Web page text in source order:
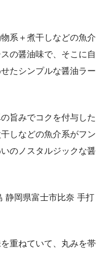
系＋煮干しなどの魚介
の醤油味で、そこに自
たシンプルな醤油ラー
旨みでコクを付与した
しなどの魚介系がフン
のノスタルジックな醤
重ねていて、丸みを帯